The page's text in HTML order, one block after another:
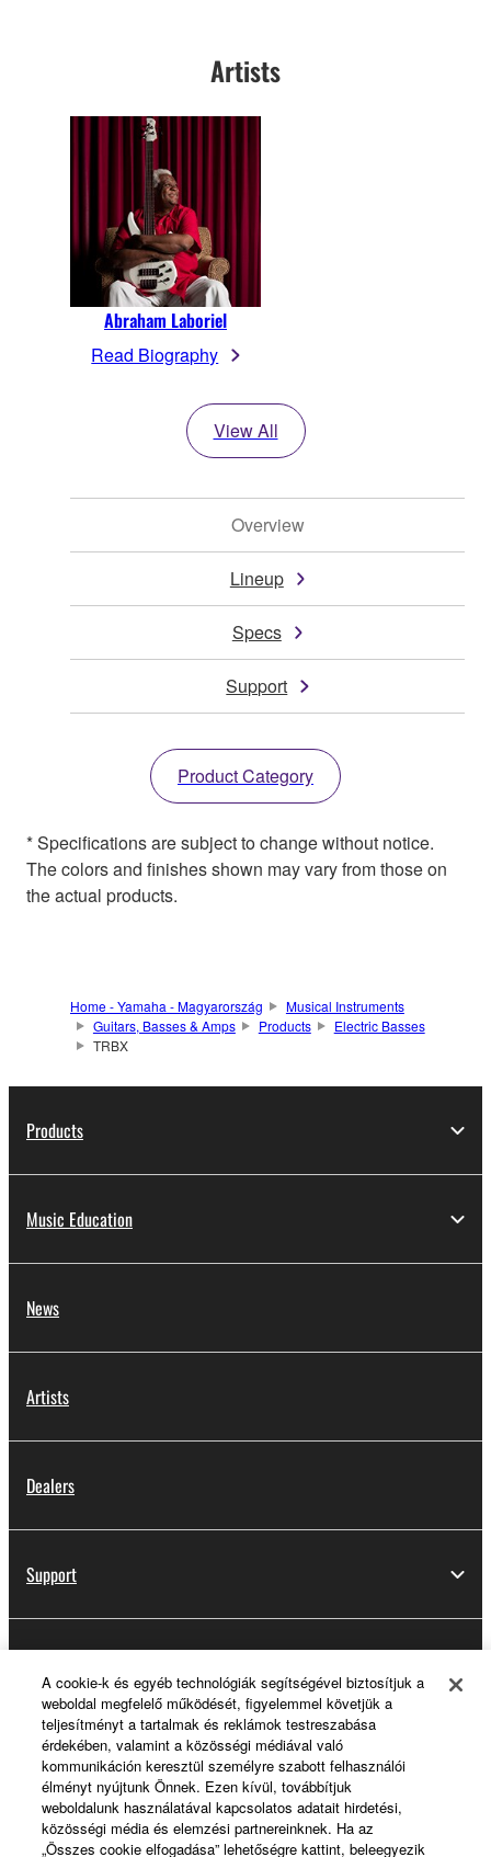
Artists
Abraham Laboriel
Read Biography
View All
Overview
Lineup
Specs
Support
Product Category
* Specifications are subject to change without notice.
The colors and finishes shown may vary from those on
the actual products.
Home - Yamaha - Magyarország
Musical Instruments
Guitars, Basses & Amps
Products
Electric Basses
TRBX
Products
Music Education
News
Artists
Dealers
Support
About Yamaha
Magyarország - English
A cookie-k és egyéb technológiák segítségével biztosítjuk a
weboldal megfelelő működését, figyelemmel követjük a
teljesítményt a tartalmak és reklámok testreszabása
érdekében, valamint a közösségi médiával való
kommunikáción keresztül személyre szabott felhasználói
élményt nyújtunk Önnek. Ezen kívül, továbbítjuk
weboldalunk használatával kapcsolatos adatait hirdetési,
közösségi média és elemzési partnereinknek. Ha az
„Összes cookie elfogadása” lehetőségre kattint, beleegyezik